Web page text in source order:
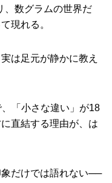
、数グラムの世界だ
現れる。
は足元が静かに教え
「小さな違い」が18
直結する理由が、は
だけでは語れない──